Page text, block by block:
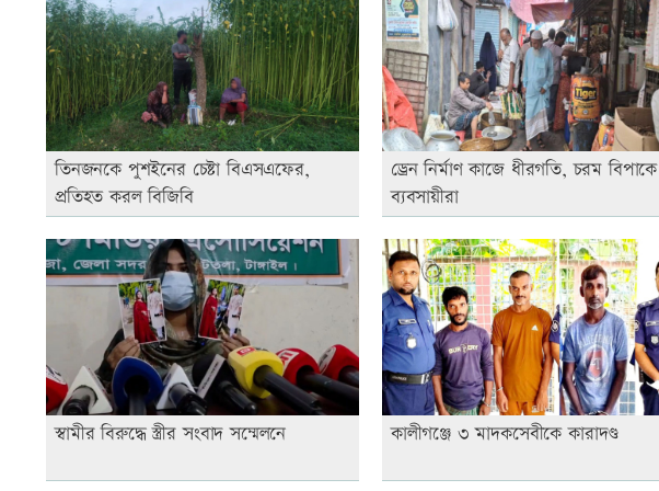
তিনজনকে পুশইনের চেষ্টা বিএসএফের,
প্রতিহত করল বিজিবি
ড্রেন নির্মাণ কাজে ধীরগতি, চরম বিপাকে
ব্যবসায়ীরা
স্বামীর বিরুদ্ধে স্ত্রীর সংবাদ সম্মেলনে কালীগঞ্জে ৩ মাদকসেবীকে কারাদণ্ড